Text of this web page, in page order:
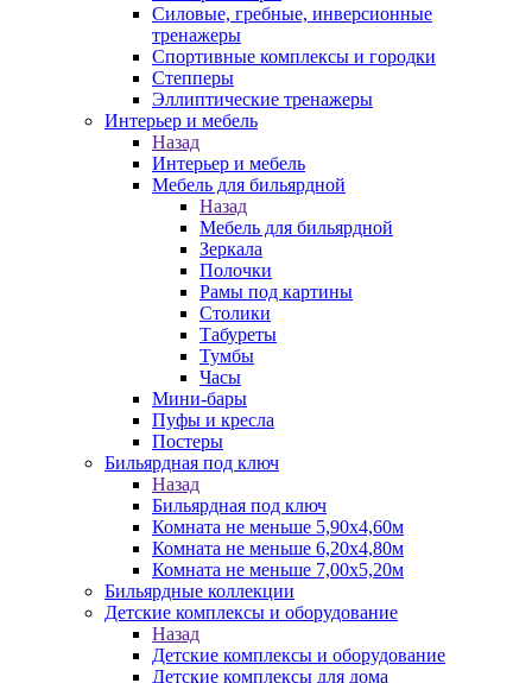
Силовые, гребные, инверсионные
тренажеры
Спортивные комплексы и городки
Степперы
Эллиптические тренажеры
Интерьер и мебель
Назад
Интерьер и мебель
Мебель для бильярдной
Назад
Мебель для бильярдной
Зеркала
Полочки
Рамы под картины
Столики
Табуреты
Тумбы
Часы
Мини-бары
Пуфы и кресла
Постеры
Бильярдная под ключ
Назад
Бильярдная под ключ
Комната не меньше 5,90х4,60м
Комната не меньше 6,20х4,80м
Комната не меньше 7,00х5,20м
Бильярдные коллекции
Детские комплексы и оборудование
Назад
Детские комплексы и оборудование
Детские комплексы для дома